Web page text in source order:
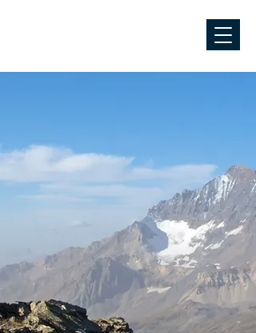
Bloguez d'où que vous
Avec Wix Blog, vous pourrez tout gérer
depuis votre téléphone : rédiger des
posts, suivre des membres, gérer les
commentaires et plus. Après avoir
publié, veuillez aller sur votre site live
depuis un mobile et connectez-vous
avec votre compte Wix.